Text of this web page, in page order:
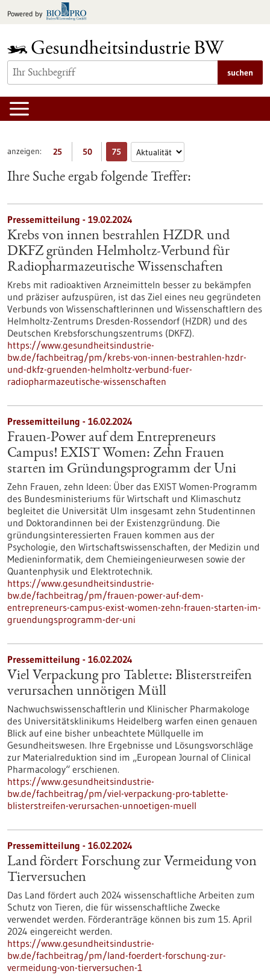
Inhalt
Powered by
suchen
anzeigen: 25 50 75
Ihre Suche ergab folgende Treffer:
Pressemitteilung - 19.02.2024
Krebs von innen bestrahlen HZDR und
DKFZ gründen Helmholtz-Verbund für
Radiopharmazeutische Wissenschaften
Krebs mit radioaktiven Arzneimitteln besser zu bekämpfen
und präziser aufzuspüren, ist das Ziel eines neu gegründeten
Verbunds von Wissenschaftlerinnen und Wissenschaftlern des
Helmholtz-Zentrums Dresden-Rossendorf (HZDR) und des
Deutschen Krebsforschungszentrums (DKFZ).
https://www.gesundheitsindustrie-
bw.de/fachbeitrag/pm/krebs-von-innen-bestrahlen-hzdr-
und-dkfz-gruenden-helmholtz-verbund-fuer-
radiopharmazeutische-wissenschaften
Pressemitteilung - 16.02.2024
Frauen-Power auf dem Entrepreneurs
Campus! EXIST Women: Zehn Frauen
starten im Gründungsprogramm der Uni
Zehn Frauen, zehn Ideen: Über das EXIST Women-Programm
des Bundesministeriums für Wirtschaft und Klimaschutz
begleitet die Universität Ulm insgesamt zehn Studentinnen
und Doktorandinnen bei der Existenzgründung. Die
gründungsinteressierten Frauen kommen aus der
Psychologie, den Wirtschaftswissenschaften, der Medizin und
Medieninformatik, dem Chemieingenieurwesen sowie der
Quantenphysik und Elektrotechnik.
https://www.gesundheitsindustrie-
bw.de/fachbeitrag/pm/frauen-power-auf-dem-
entrepreneurs-campus-exist-women-zehn-frauen-starten-im-
gruendungsprogramm-der-uni
Pressemitteilung - 16.02.2024
Viel Verpackung pro Tablette: Blisterstreifen
verursachen unnötigen Müll
Nachwuchswissenschaftlerin und Klinischer Pharmakologe
des Universitätsklinikums Heidelberg warfen einen genauen
Blick auf eine bisher unbeachtete Müllquelle im
Gesundheitswesen. Ihre Ergebnisse und Lösungsvorschläge
zur Materialreduktion sind im „European Journal of Clinical
Pharmacology“ erschienen.
https://www.gesundheitsindustrie-
bw.de/fachbeitrag/pm/viel-verpackung-pro-tablette-
blisterstreifen-verursachen-unnoetigen-muell
Pressemitteilung - 16.02.2024
Land fördert Forschung zur Vermeidung von
Tierversuchen
Das Land fördert auch 2024 wissenschaftliche Arbeiten zum
Schutz von Tieren, die für wissenschaftliche Zwecke
verwendet werden. Förderanträge können bis zum 15. April
2024 eingereicht werden.
https://www.gesundheitsindustrie-
bw.de/fachbeitrag/pm/land-foerdert-forschung-zur-
vermeidung-von-tierversuchen-1